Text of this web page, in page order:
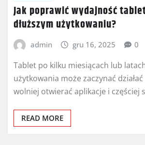
Jak poprawić wydajność
dłuższym użytkowaniu?
admin gru 16, 2025 0
Tablet po kilku miesiącach lub
użytkowania może zaczynać
wolniej otwierać aplikacje i częściej
READ MORE